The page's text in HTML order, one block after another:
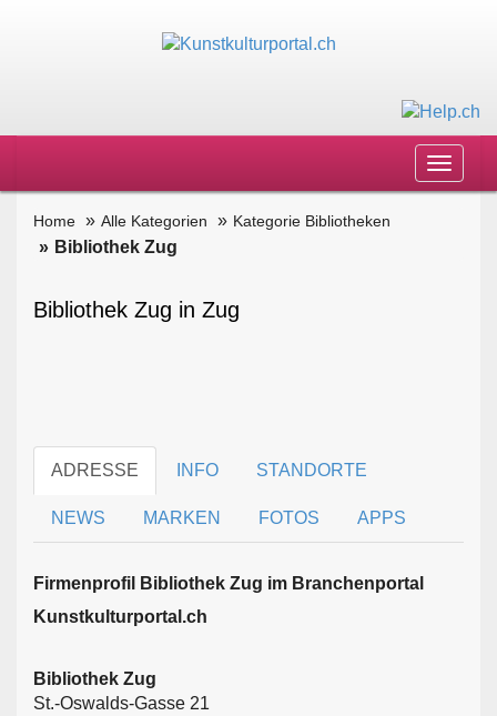
Toggle
Home Alle Kategorien Kategorie Bibliotheken
Bibliothek Zug
Bibliothek Zug in Zug
ADRESSE INFO STANDORTE
NEWS MARKEN FOTOS APPS
Firmen­profil Bibliothek Zug im Branchen­portal
Kunstkulturportal.ch
Bibliothek Zug
St.-Oswalds-Gasse 21